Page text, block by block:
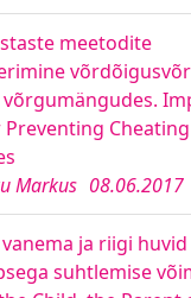
meetodite
Markus 08.06.2017
vanema ja riigi
suhtlemise